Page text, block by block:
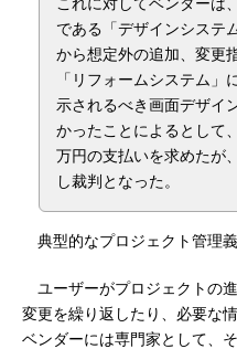
である「デザインシステ
から想定外の追加、変更
「リフォームシステム」
示されるべき画面デザイ
かったことによるとして
万円の支払いを求めたが
し裁判となった。
典型的なプロジェクト管理義
ユーザーがプロジェクトの
変更を繰り返したり、必要な
ベンダーには専門家として、